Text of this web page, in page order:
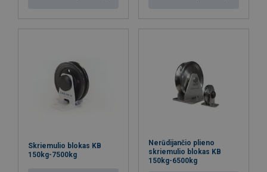
Skriemulio blokas KB
150kg-7500kg
Nerūdijančio plieno
skriemulio blokas KB
150kg-6500kg